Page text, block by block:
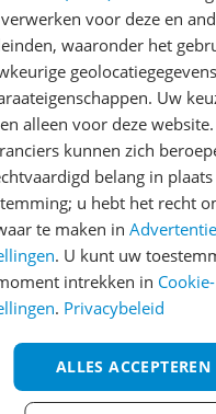
Functies
Instellingen en
vereisten instellen
Overige kenmerken
Productinformatie
Technisch
voor deze en
waaronder het
Uw
alleen voor deze
kunnen zich
belang in plaats
u hebt het recht
te maken in
. U kunt uw
intrekken in Cookie-
. Privacybeleid
ALLES ACCEPTEREN